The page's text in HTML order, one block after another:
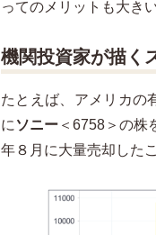
ってのメリットも大きい
機関投資家が描く
たとえば、アメリカの
に ソニー ＜6758＞の株
年８月に大量売却した